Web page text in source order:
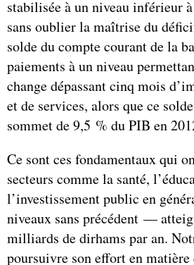
stabilisée à un niveau inférieur
sans oublier la maîtrise du
solde du compte courant de la
paiements à un niveau
change dépassant cinq mois
et de services, alors que ce
sommet de 9,5 % du PIB en
Ce sont ces fondamentaux qui
secteurs comme la santé,
l’investissement public en
niveaux sans précédent —
milliards de dirhams par an.
poursuivre son effort en matière